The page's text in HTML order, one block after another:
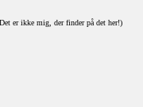
er ikke mig, der finder på det her!)